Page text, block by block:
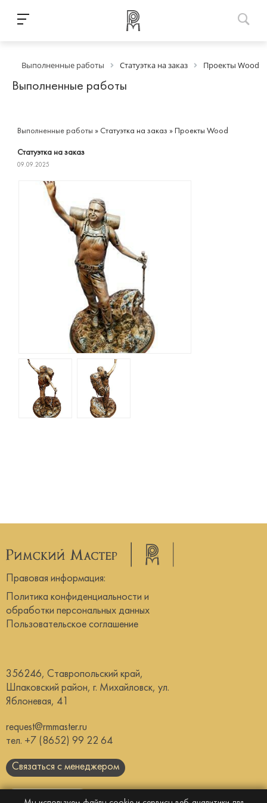
Выполненные работы Статуэтка на заказ Проекты Wood
Выполненные работы
Выполненные работы » Статуэтка на заказ » Проекты Wood
Статуэтка на заказ
09.09.2025
Правовая информация:
Политика конфиденциальности и
обработки персональных данных
Пользовательское соглашение
356246, Ставропольский край,
Шпаковский район, г. Михайловск, ул.
Яблоневая, 41
request@rmmaster.ru
тел. +7 (8652) 99 22 64
Связаться с менеджером
Скачать каталог